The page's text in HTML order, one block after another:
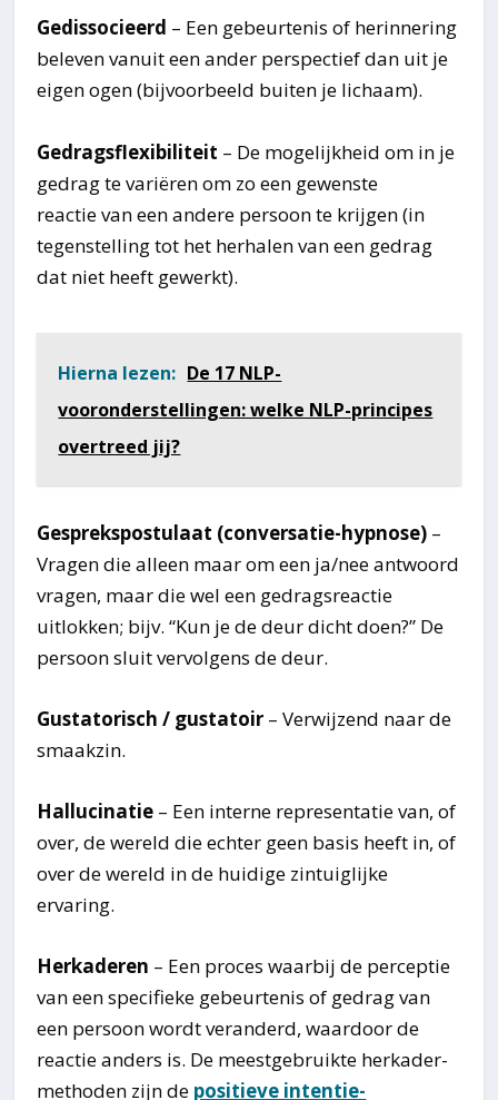
Gedissocieerd – Een gebeurtenis of herinnering
beleven vanuit een ander perspectief dan uit je
eigen ogen (bijvoorbeeld buiten je lichaam).
Gedragsflexibiliteit – De mogelijkheid om in je
gedrag te variëren om zo een gewenste
reactie van een andere persoon te krijgen (in
tegenstelling tot het herhalen van een gedrag
dat niet heeft gewerkt).
Hierna lezen: De 17 NLP-
vooronderstellingen: welke NLP-principes
overtreed jij?
Gesprekspostulaat (conversatie-hypnose) –
Vragen die alleen maar om een ja/nee antwoord
vragen, maar die wel een gedragsreactie
uitlokken; bijv. “Kun je de deur dicht doen?” De
persoon sluit vervolgens de deur.
Gustatorisch / gustatoir – Verwijzend naar de
smaakzin.
Hallucinatie – Een interne representatie van, of
over, de wereld die echter geen basis heeft in, of
over de wereld in de huidige zintuiglijke
ervaring.
Herkaderen – Een proces waarbij de perceptie
van een specifieke gebeurtenis of gedrag van
een persoon wordt veranderd, waardoor de
reactie anders is. De meestgebruikte herkader-
methoden zijn de positieve intentie-